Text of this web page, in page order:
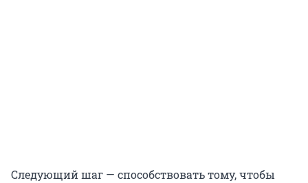
Следующий шаг — способствовать тому, чтобы